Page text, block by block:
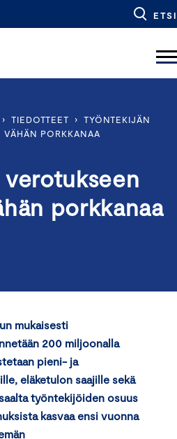
ETSI
› TIEDOTTEET › TYÖNTEKIJÄN
PORKKANAA
porkkanaa
mukaisesti
200 miljoonalla
pieni- ja
eläketulon saajille sekä
työntekijöiden osuus
kasvaa ensi vuonna